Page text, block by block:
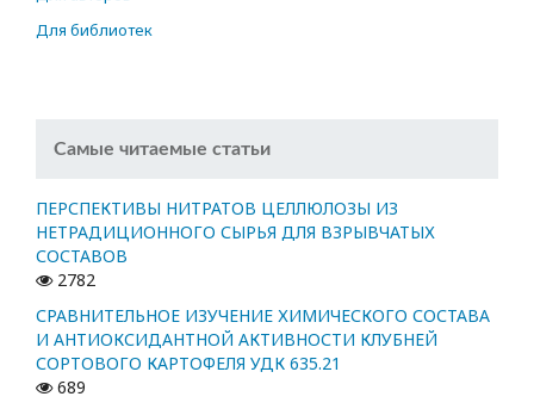
Для библиотек
Самые читаемые статьи
ПЕРСПЕКТИВЫ НИТРАТОВ ЦЕЛЛЮЛОЗЫ ИЗ
НЕТРАДИЦИОННОГО СЫРЬЯ ДЛЯ ВЗРЫВЧАТЫХ
СОСТАВОВ
2782
СРАВНИТЕЛЬНОЕ ИЗУЧЕНИЕ ХИМИЧЕСКОГО СОСТАВА
И АНТИОКСИДАНТНОЙ АКТИВНОСТИ КЛУБНЕЙ
СОРТОВОГО КАРТОФЕЛЯ УДК 635.21
689